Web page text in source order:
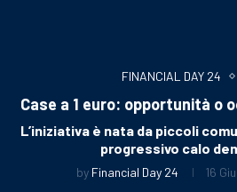
FINANCIAL DAY 24
Case a 1 euro: opportunità o
L’iniziativa è nata da piccoli
progressivo calo
by Financial Day 24 16